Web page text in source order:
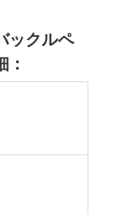
ックルペ
：